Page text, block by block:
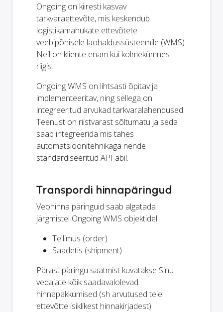
Ongoing on kiiresti kasvav
tarkvaraettevõte, mis keskendub
logistikamahukate ettevõtete
veebipõhisele laohaldussüsteemile (WMS).
Neil on kliente enam kui kolmekümnes
riigis.
Ongoing WMS on lihtsasti õpitav ja
implementeeritav, ning sellega on
integreeritud arvukad tarkvaralahendused.
Teenust on riistvarast sõltumatu ja seda
saab integreerida mis tahes
automatsioonitehnikaga nende
standardiseeritud API abil.
Transpordi hinnapäringud
Veohinna päringuid saab algatada
järgmistel Ongoing WMS objektidel:
Tellimus (order)
Saadetis (shipment)
Pärast päringu saatmist kuvatakse Sinu
vedajate kõik saadavalolevad
hinnapakkumised (sh arvutused teie
ettevõtte isiklikest hinnakirjadest).